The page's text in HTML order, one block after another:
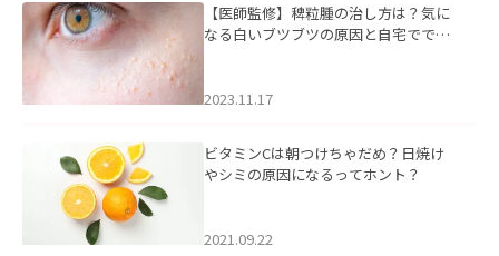
【医師監修】稗粒腫の治し方は？気に
なる白いブツブツの原因と自宅ででき
2023.11.17
ビタミンCは朝つけちゃだめ？日焼け
やシミの原因になるってホント？
2021.09.22